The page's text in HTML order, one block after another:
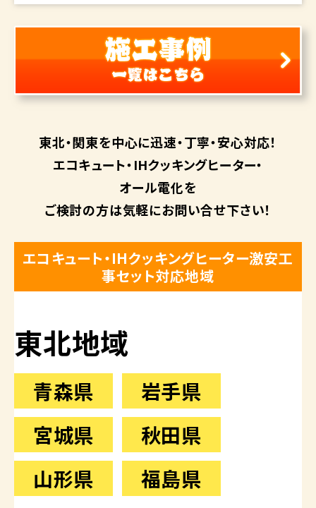
東北・関東を中心に迅速・丁寧・安心対応！
エコキュート・IHクッキングヒーター・
オール電化を
ご検討の方は気軽にお問い合せ下さい！
エコキュート・IHクッキングヒーター激安工
事セット対応地域
東北地域
青森県
岩手県
宮城県
秋田県
山形県
福島県